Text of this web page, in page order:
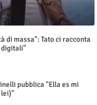
di massa": Tato ci racconta
digitali"
pubblica "Ella es mi
lei)"